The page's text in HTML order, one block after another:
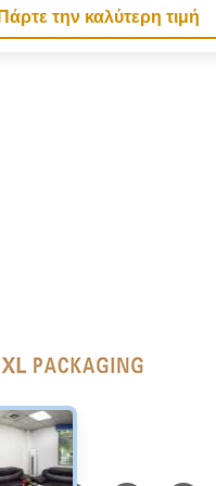
χαρτί για συσκευασίες
Πάρτε την καλύτερη τιμή
Μέσα